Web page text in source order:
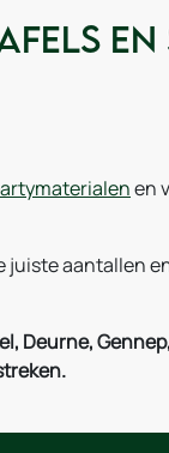
en
juiste aantallen
Deurne,